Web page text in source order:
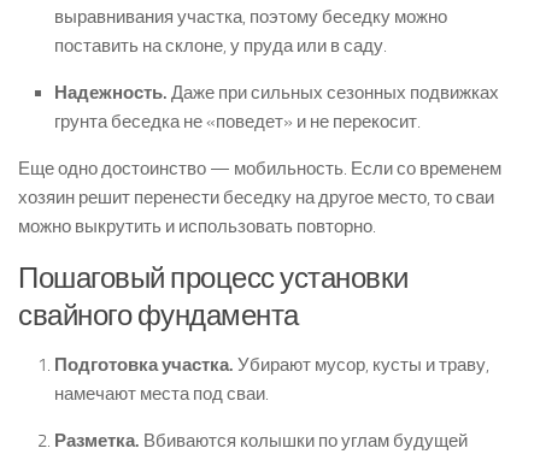
выравнивания участка, поэтому беседку можно
поставить на склоне, у пруда или в саду.
Надежность. Даже при сильных сезонных подвижках
грунта беседка не «поведет» и не перекосит.
Еще одно достоинство — мобильность. Если со временем
хозяин решит перенести беседку на другое место, то сваи
можно выкрутить и использовать повторно.
Пошаговый процесс установки
свайного фундамента
Подготовка участка. Убирают мусор, кусты и траву,
намечают места под сваи.
Разметка. Вбиваются колышки по углам будущей